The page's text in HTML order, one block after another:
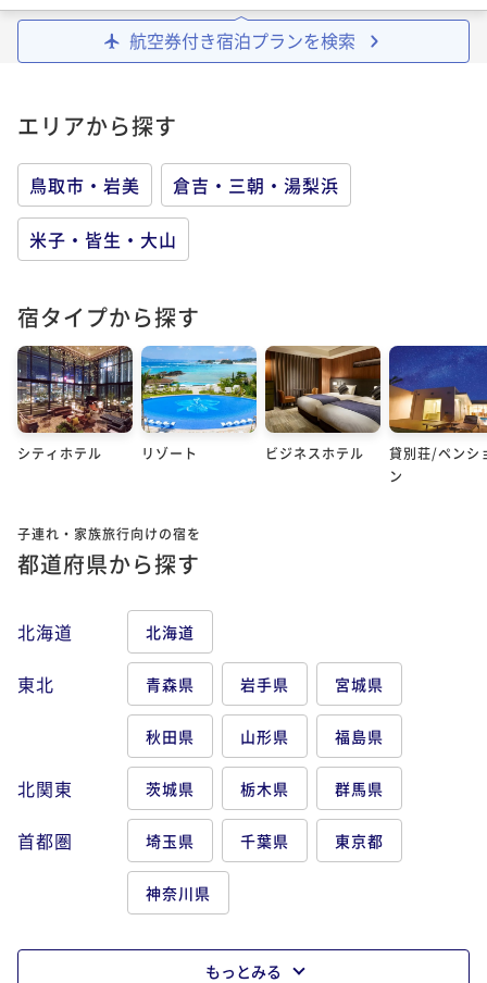
航空券付き宿泊プランを検索
エリアから探す
鳥取市・岩美 倉吉・三朝・湯梨浜
米子・皆生・大山
宿タイプから探す
シティホテル リゾート ビジネスホテル
貸別荘/ペンシ
ン
子連れ・家族旅行向けの宿を
都道府県から探す
北海道 北海道
東北 青森県 岩手県 宮城県
秋田県 山形県 福島県
北関東 茨城県 栃木県 群馬県
首都圏 埼玉県 千葉県 東京都
神奈川県
もっとみる